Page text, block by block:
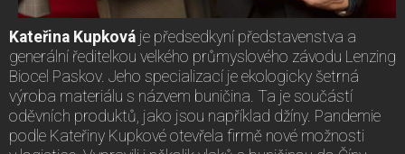
Kateřina Kupková je předsedkyní představenstva a
generální ředitelkou velkého průmyslového závodu Lenzing
Biocel Paskov. Jeho specializací je ekologicky šetrná
výroba materiálu s názvem buničina. Ta je součástí
oděvních produktů, jako jsou například džíny. Pandemie
podle Kateřiny Kupkové otevřela firmě nové možnosti